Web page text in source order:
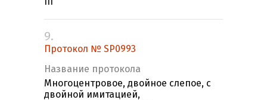
9.
Протокол № SP0993
Название протокола
Многоцентровое, двойное слепое, с
двойной имитацией,